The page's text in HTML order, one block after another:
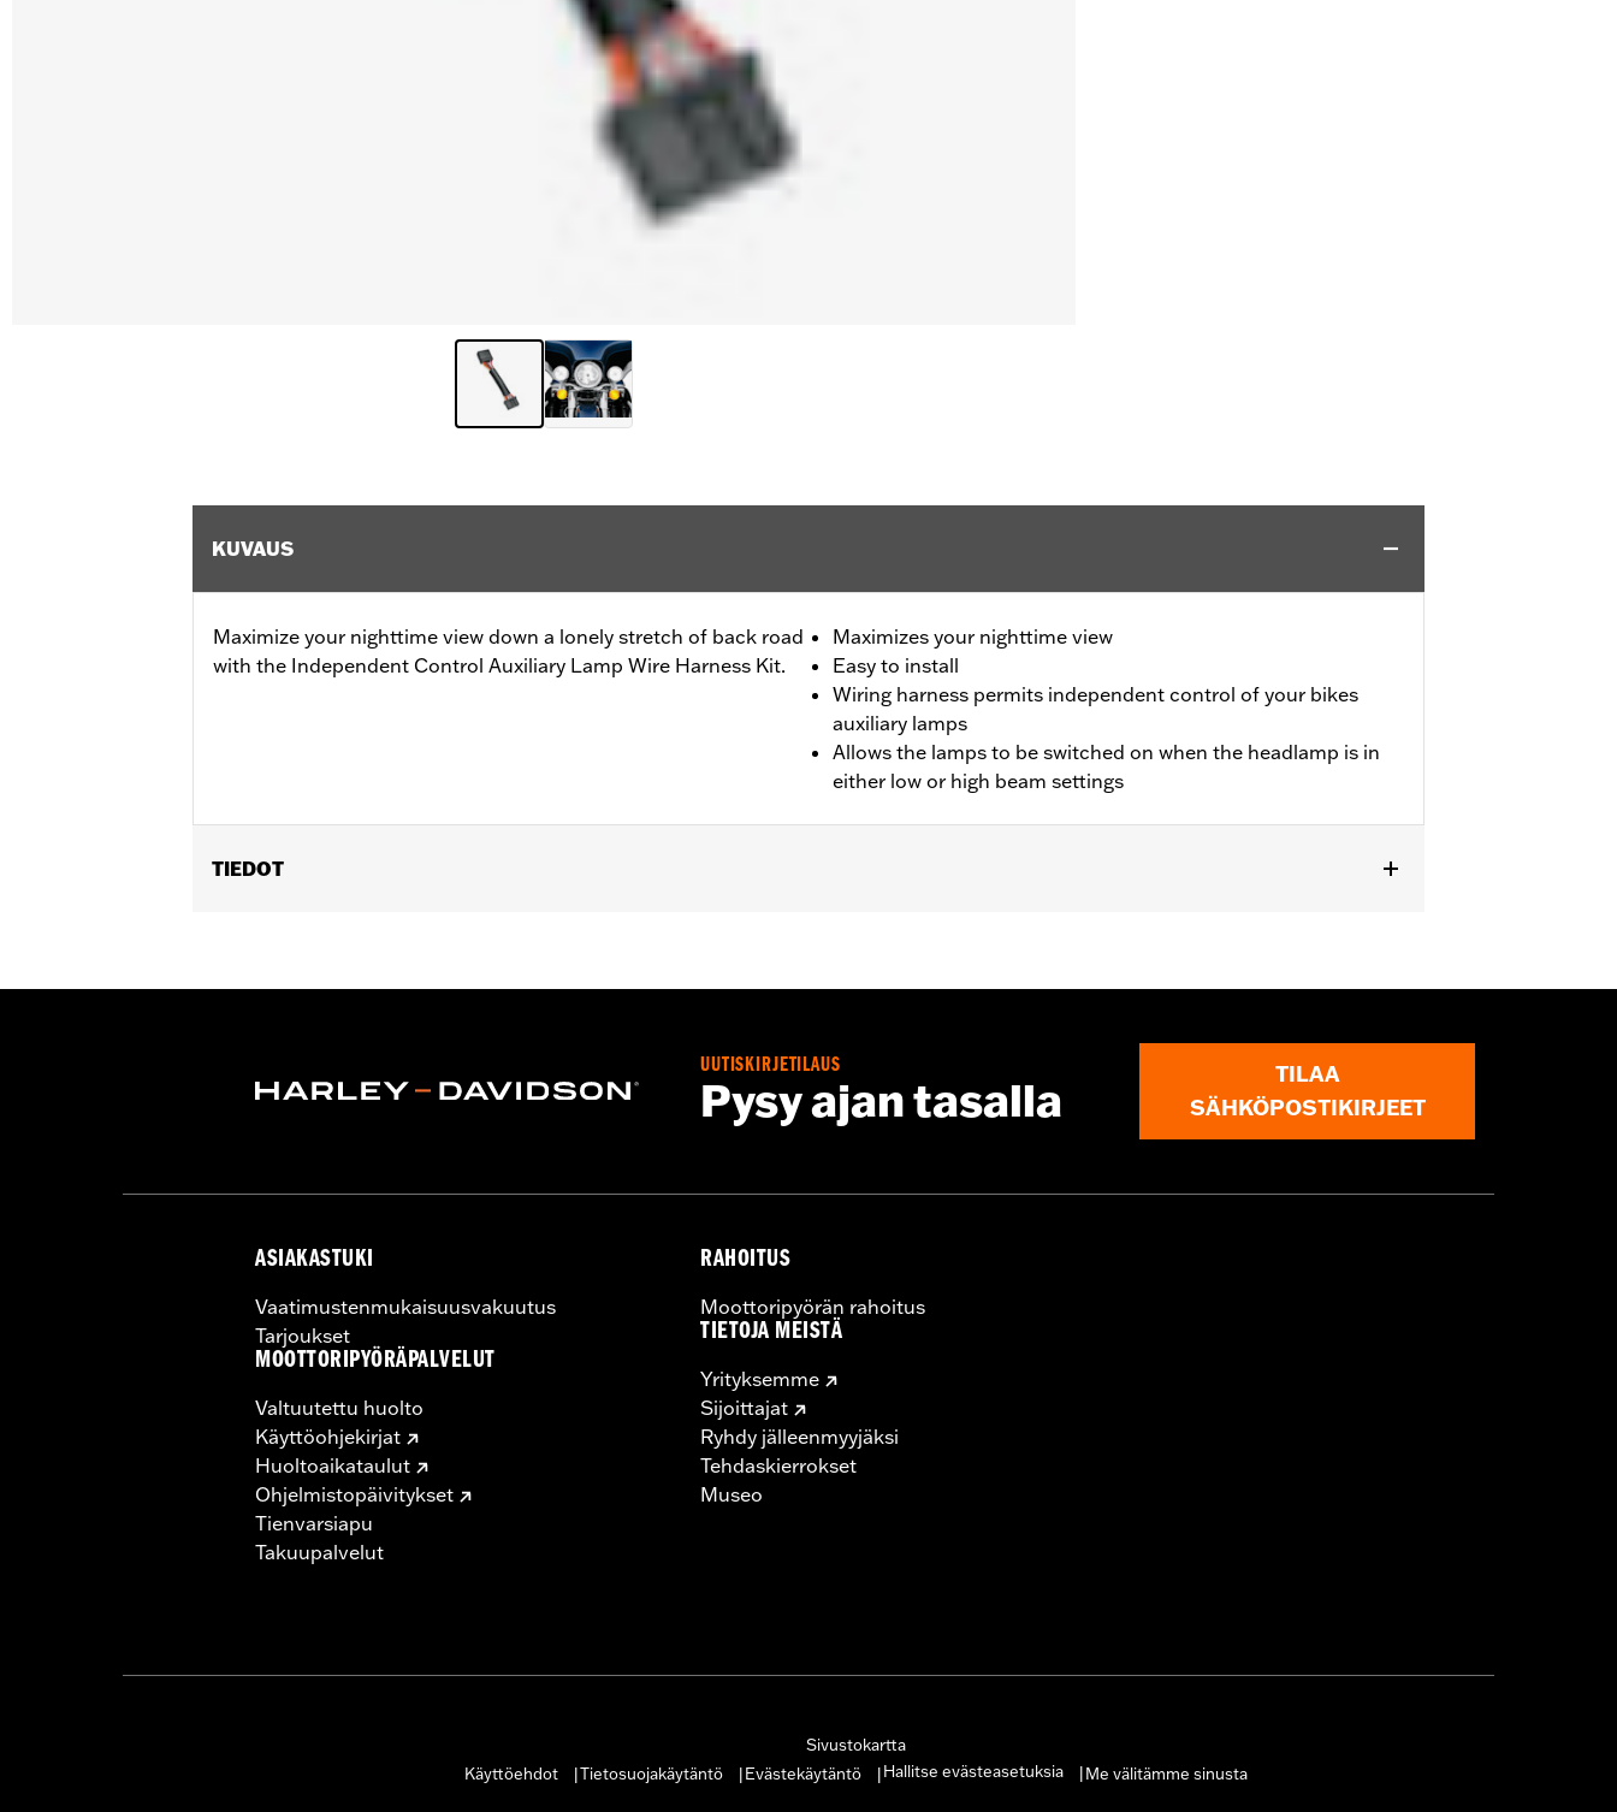
KUVAUS
Maximize your nighttime view down a lonely stretch of back road
with the Independent Control Auxiliary Lamp Wire Harness Kit.
Maximizes your nighttime view
Easy to install
Wiring harness permits independent control of your bikes
auxiliary lamps
Allows the lamps to be switched on when the headlamp is in
either low or high beam settings
TIEDOT
Sold In Units:Each
UUTISKIRJETILAUS
Pysy ajan tasalla
TILAA
SÄHKÖPOSTIKIRJEET
ASIAKASTUKI
Vaatimustenmukaisuusvakuutus
Tarjoukset
MOOTTORIPYÖRÄPALVELUT
Valtuutettu huolto
Käyttöohjekirjat
Huoltoaikataulut
Ohjelmistopäivitykset
Tienvarsiapu
Takuupalvelut
RAHOITUS
Moottoripyörän rahoitus
TIETOJA MEISTÄ
Yrityksemme
Sijoittajat
Ryhdy jälleenmyyjäksi
Tehdaskierrokset
Museo
Sivustokartta
Käyttöehdot
Tietosuojakäytäntö Evästekäytäntö Hallitse evästeasetuksia Me välitämme sinusta